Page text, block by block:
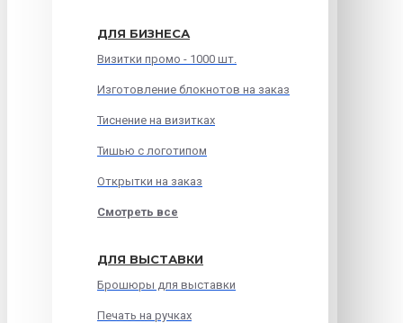
ДЛЯ БИЗНЕСА
Визитки промо - 1000 шт.
Изготовление блокнотов на заказ
Тиснение на визитках
Тишью с логотипом
Открытки на заказ
Смотреть все
ДЛЯ ВЫСТАВКИ
Брошюры для выставки
Печать на ручках